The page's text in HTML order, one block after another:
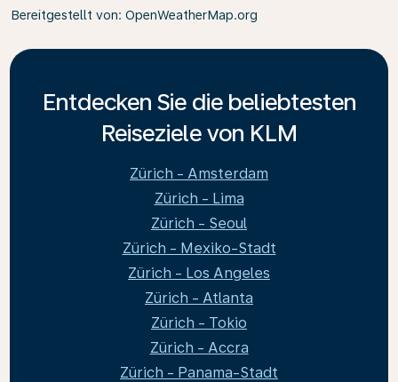
Bereitgestellt von: OpenWeatherMap.org
Entdecken Sie die beliebtesten
Reiseziele von KLM
Zürich - Amsterdam
Zürich - Lima
Zürich - Seoul
Zürich - Mexiko-Stadt
Zürich - Los Angeles
Zürich - Atlanta
Zürich - Tokio
Zürich - Accra
Zürich - Panama-Stadt